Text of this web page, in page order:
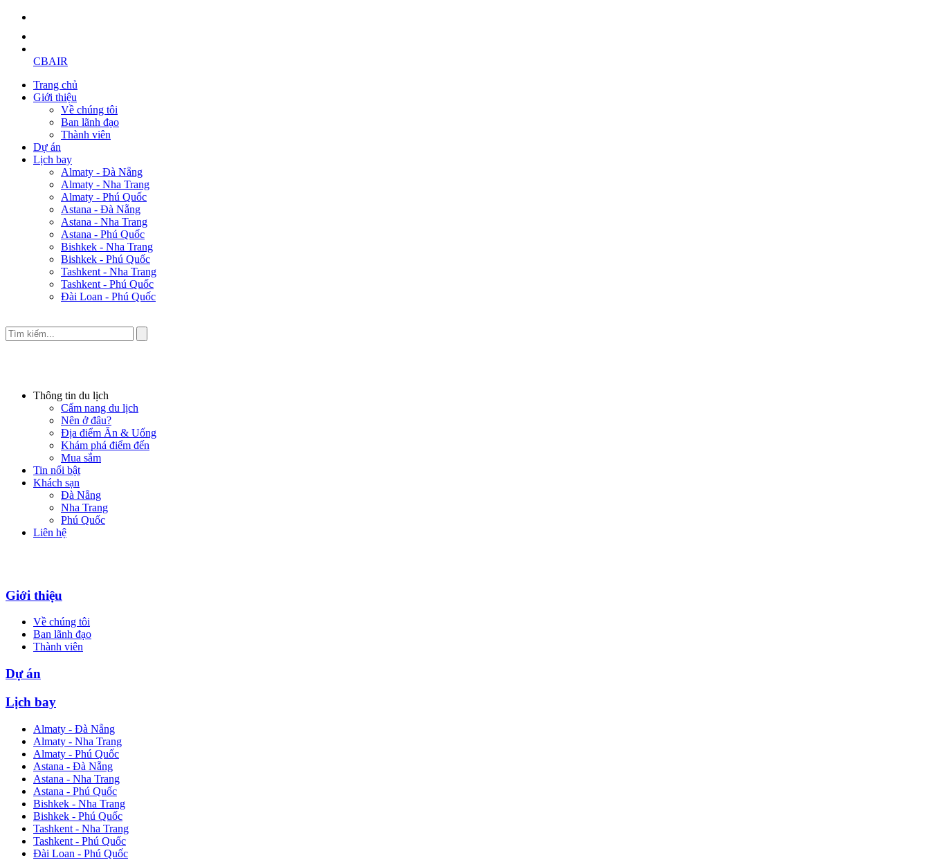
CBAIR
Trang chủ
Giới thiệu
Về chúng tôi
Ban lãnh đạo
Thành viên
Dự án
Lịch bay
Almaty - Đà Nẵng
Almaty - Nha Trang
Almaty - Phú Quốc
Astana - Đà Nẵng
Astana - Nha Trang
Astana - Phú Quốc
Bishkek - Nha Trang
Bishkek - Phú Quốc
Tashkent - Nha Trang
Tashkent - Phú Quốc
Đài Loan - Phú Quốc
Thông tin du lịch
Cẩm nang du lịch
Nên ở đâu?
Địa điểm Ăn & Uống
Khám phá điểm đến
Mua sắm
Tin nổi bật
Khách sạn
Đà Nẵng
Nha Trang
Phú Quốc
Liên hệ
Giới thiệu
Về chúng tôi
Ban lãnh đạo
Thành viên
Dự án
Lịch bay
Almaty - Đà Nẵng
Almaty - Nha Trang
Almaty - Phú Quốc
Astana - Đà Nẵng
Astana - Nha Trang
Astana - Phú Quốc
Bishkek - Nha Trang
Bishkek - Phú Quốc
Tashkent - Nha Trang
Tashkent - Phú Quốc
Đài Loan - Phú Quốc